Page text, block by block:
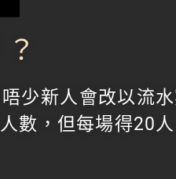
少新人會改以流
數，但每場得20